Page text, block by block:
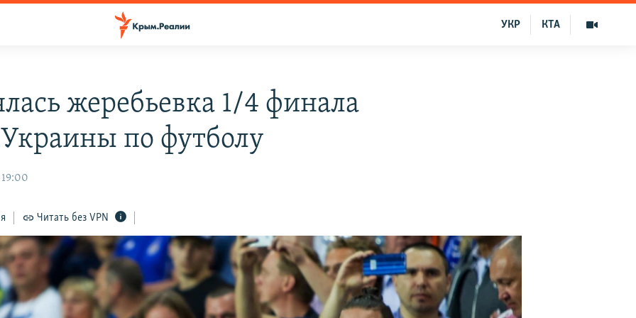
КТА
УКР
жеребьевка 1/4 финала
по футболу
Читать без VPN